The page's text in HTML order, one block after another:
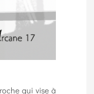
qui vise à